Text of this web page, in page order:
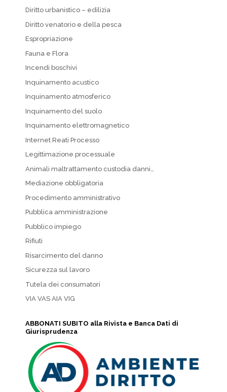
Diritto urbanistico – edilizia
Diritto venatorio e della pesca
Espropriazione
Fauna e Flora
Incendi boschivi
Inquinamento acustico
Inquinamento atmosferico
Inquinamento del suolo
Inquinamento elettromagnetico
Internet Reati Processo
Legittimazione processuale
Animali maltrattamento custodia danni…
Mediazione obbligatoria
Procedimento amministrativo
Pubblica amministrazione
Pubblico impiego
Rifiuti
Risarcimento del danno
Sicurezza sul lavoro
Tutela dei consumatori
VIA VAS AIA VIG
ABBONATI SUBITO alla Rivista e Banca Dati di
Giurisprudenza